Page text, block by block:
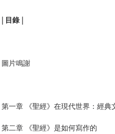
| 目錄 |
圖片鳴謝
第一章 《聖經》在現代世界：經典
第二章 《聖經》是如何寫作的